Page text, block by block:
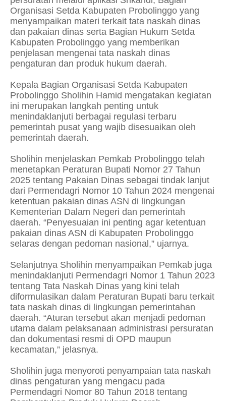
Organisasi Setda Kabupaten Probolinggo yang
menyampaikan materi terkait tata naskah dinas
dan pakaian dinas serta Bagian Hukum Setda
Kabupaten Probolinggo yang memberikan
penjelasan mengenai tata naskah dinas
pengaturan dan produk hukum daerah.
Kepala Bagian Organisasi Setda Kabupaten
Probolinggo Sholihin Hamid mengatakan kegiatan
ini merupakan langkah penting untuk
menindaklanjuti berbagai regulasi terbaru
pemerintah pusat yang wajib disesuaikan oleh
pemerintah daerah.
Sholihin menjelaskan Pemkab Probolinggo telah
menetapkan Peraturan Bupati Nomor 27 Tahun
2025 tentang Pakaian Dinas sebagai tindak lanjut
dari Permendagri Nomor 10 Tahun 2024 mengenai
ketentuan pakaian dinas ASN di lingkungan
Kementerian Dalam Negeri dan pemerintah
daerah. “Penyesuaian ini penting agar ketentuan
pakaian dinas ASN di Kabupaten Probolinggo
selaras dengan pedoman nasional,” ujarnya.
Selanjutnya Sholihin menyampaikan Pemkab juga
menindaklanjuti Permendagri Nomor 1 Tahun 2023
tentang Tata Naskah Dinas yang kini telah
diformulasikan dalam Peraturan Bupati baru terkait
tata naskah dinas di lingkungan pemerintahan
daerah. “Aturan tersebut akan menjadi pedoman
utama dalam pelaksanaan administrasi persuratan
dan dokumentasi resmi di OPD maupun
kecamatan,” jelasnya.
Sholihin juga menyoroti penyampaian tata naskah
dinas pengaturan yang mengacu pada
Permendagri Nomor 80 Tahun 2018 tentang